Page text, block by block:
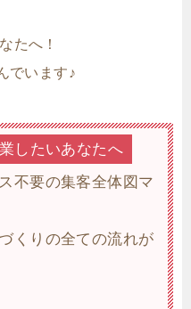
たへ！
でいます♪
したいあなたへ
不要の集客全体図マ
くりの全ての流れが